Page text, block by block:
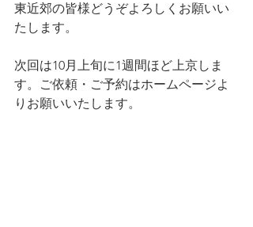
東近郊の皆様どうぞよろしくお願いい
たします。
次回は10月上旬に1週間ほど上京しま
す。ご依頼・ご予約はホームページよ
りお願いいたします。